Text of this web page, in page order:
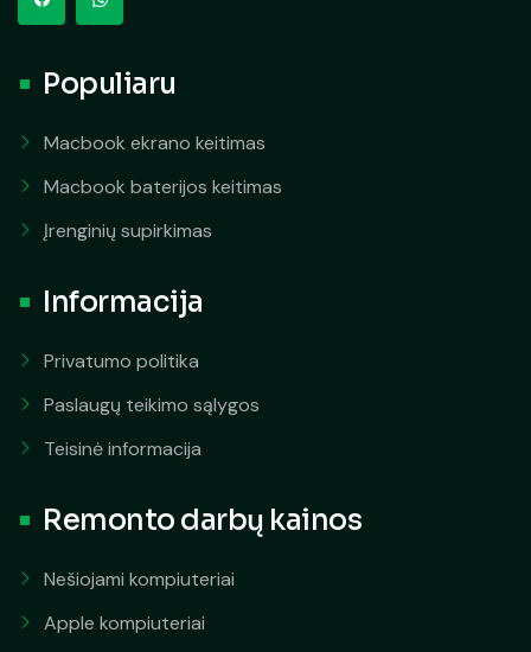
Populiaru
Macbook ekrano keitimas
Macbook baterijos keitimas
Įrenginių supirkimas
Informacija
Privatumo politika
Paslaugų teikimo sąlygos
Teisinė informacija
Remonto darbų kainos
Nešiojami kompiuteriai
Apple kompiuteriai